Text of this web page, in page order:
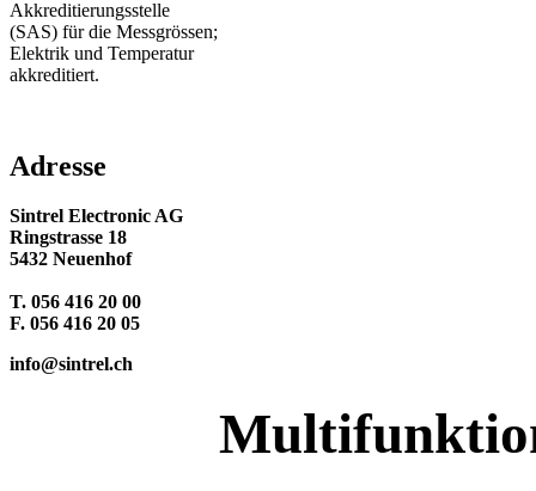
Akkreditierungsstelle
(SAS) für die Messgrössen;
Elektrik und Temperatur
akkreditiert.
Adresse
Sintrel Electronic AG
Ringstrasse 18
5432 Neuenhof
T. 056 416 20 00
F. 056 416 20 05
info@sintrel.ch